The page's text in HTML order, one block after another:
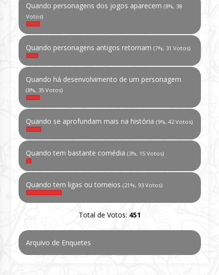
Quando personagens dos jogos aparecem (8%, 38
Votos)
Quando personagens antigos retornam (7%, 31 Votos)
Quando há desenvolvimento de um personagem
(8%, 35 Votos)
Quando se aprofundam mais na história (9%, 42 Votos)
Quando tem bastante comédia (3%, 15 Votos)
Quando tem ligas ou torneios (21%, 93 Votos)
Total de Votos: 451
Arquivo de Enquetes